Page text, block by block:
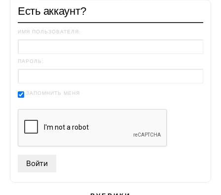
Есть аккаунт?
ИМЯ ПОЛЬЗОВАТЕЛЯ:
ПАРОЛЬ:
ЗАПОМНИТЬ МЕНЯ